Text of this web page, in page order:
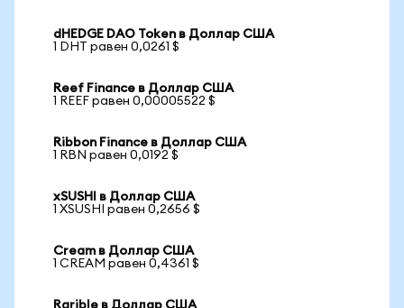
dHEDGE DAO Token в Доллар США
1 DHT равен 0,0261 $
Reef Finance в Доллар США
1 REEF равен 0,00005522 $
Ribbon Finance в Доллар США
1 RBN равен 0,0192 $
xSUSHI в Доллар США
1 XSUSHI равен 0,2656 $
Cream в Доллар США
1 CREAM равен 0,4361 $
Rarible в Доллар США